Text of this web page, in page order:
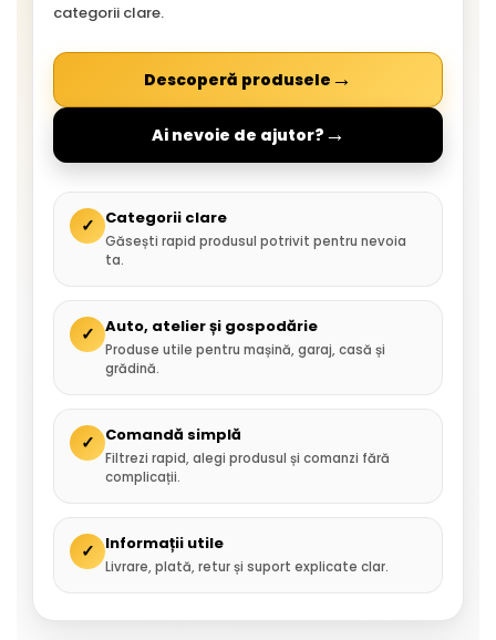
categorii clare.
Descoperă produsele →
Ai nevoie de ajutor? →
✓ Categorii clare
Găsești rapid produsul potrivit pentru nevoia
ta.
✓ Auto, atelier și gospodărie
Produse utile pentru mașină, garaj, casă și
grădină.
✓ Comandă simplă
Filtrezi rapid, alegi produsul și comanzi fără
complicații.
✓ Informații utile
Livrare, plată, retur și suport explicate clar.